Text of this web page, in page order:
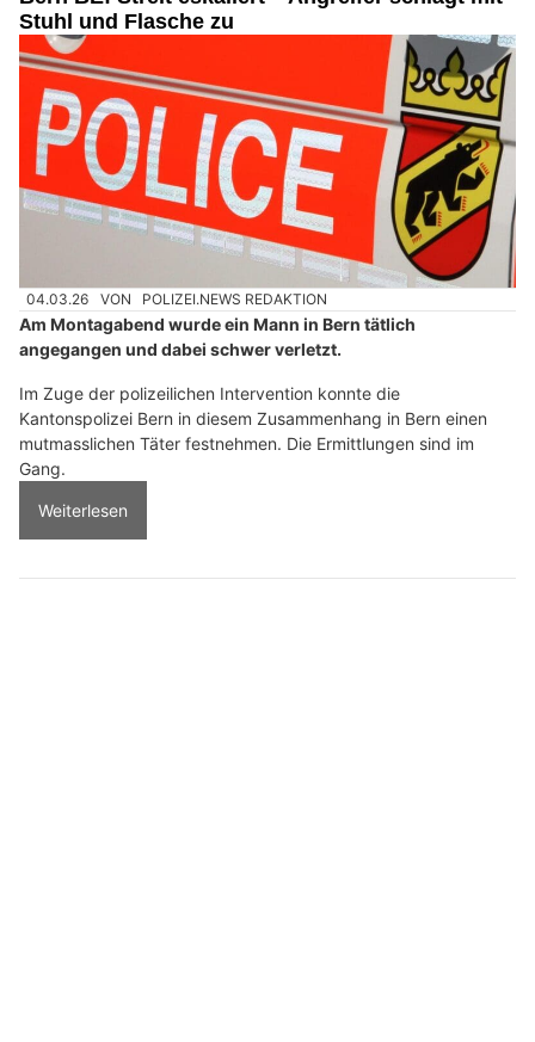
Stuhl und Flasche zu
04.03.26 VON POLIZEI.NEWS REDAKTION
Am Montagabend wurde ein Mann in Bern tätlich
angegangen und dabei schwer verletzt.
Im Zuge der polizeilichen Intervention konnte die
Kantonspolizei Bern in diesem Zusammenhang in Bern einen
mutmasslichen Täter festnehmen. Die Ermittlungen sind im
Gang.
Weiterlesen